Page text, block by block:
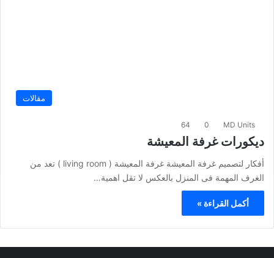
مقالات
MD Units
0
64
ديكورات غرفة المعيشة
أفكار لتصميم غرفة المعيشة غرفة المعيشة ( living room ) تعد من
الغرف المهمة فى المنزل بالعكس لا تقل اهمية…
أكمل القراءة »